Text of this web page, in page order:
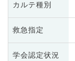
カルテ種別
救急指定
学会認定状況